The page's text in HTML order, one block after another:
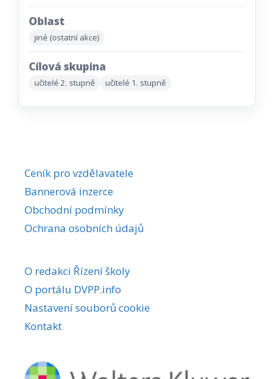
Oblast
jiné (ostatní akce)
Cílová skupina
učitelé 2. stupně učitelé 1. stupně
Ceník pro vzdělavatele
Bannerová inzerce
Obchodní podmínky
Ochrana osobních údajů
O redakci Řízení školy
O portálu DVPP.info
Nastavení souborů cookie
Kontakt